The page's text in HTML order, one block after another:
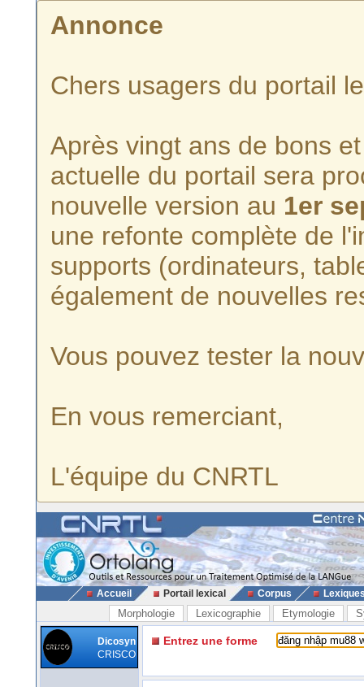
Annonce
Chers usagers du portail
Après vingt ans de bons
actuelle du portail sera
nouvelle version au 1er
une refonte complète de
supports (ordinateurs,
également de nouvelles
Vous pouvez tester la
En vous remerciant,
L'équipe du CNRTL
Accueil Portail lexical Corpus
Morphologie Lexicographie Etymologie
Dicosyn
CRISCO
Entrez une forme